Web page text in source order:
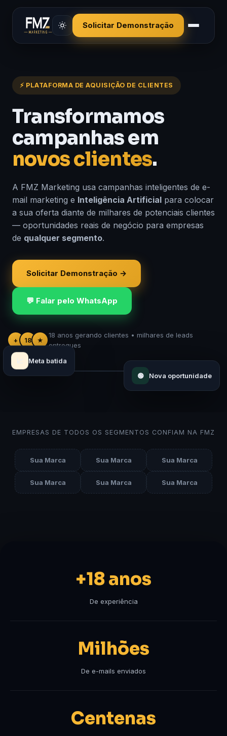
Solicitar Demonstração
⚡ PLATAFORMA DE AQUISIÇÃO DE CLIENTES
Transformamos
campanhas em
novos clientes.
A FMZ Marketing usa campanhas inteligentes de e-
mail marketing e Inteligência Artificial para colocar
a sua oferta diante de milhares de potenciais clientes
— oportunidades reais de negócio para empresas
de qualquer segmento.
Solicitar Demonstração →
💬 Falar pelo WhatsApp
+ 18 ★
18 anos gerando clientes • milhares de leads
entregues
+18 anos Brasil
🟢 Nova oportunidade
Meta batida
EMPRESAS DE TODOS OS SEGMENTOS CONFIAM NA FMZ
Sua Marca Sua Marca Sua Marca
Sua Marca Sua Marca Sua Marca
+18 anos
De experiência
Milhões
De e-mails enviados
Centenas